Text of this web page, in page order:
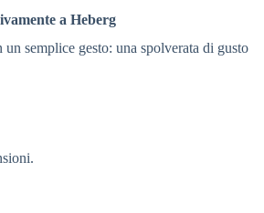
a Heberg
semplice gesto: una spolverata di gusto